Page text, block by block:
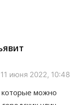
11 июня 2022, 10:48
можно